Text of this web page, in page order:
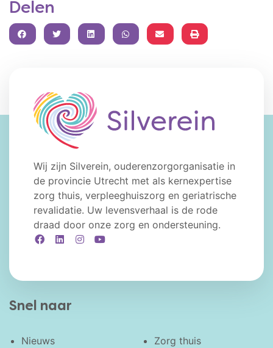
Delen
FACEBOOKTWITTERLINKEDINWHATSAPP
Wij zijn Silverein, ouderenzorgorganisatie in
de provincie Utrecht met als kernexpertise
zorg thuis, verpleeghuiszorg en geriatrische
revalidatie. Uw levensverhaal is de rode
draad door onze zorg en ondersteuning.
FacebookLinkedInInstagram
Snel naar
Nieuws
Zorg thuis